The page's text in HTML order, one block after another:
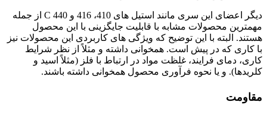
دیگر اعضای این سری مانند استیل های 410، 416 و C 440 از جمله
مهمترین محصولات مشابه با قابلیت جایگزینی با این محصول
هستند. البته با این توضیح که ویژگی های کاربردی این محصولات نیز
با کاری که در پیش است. همخوانی داشته و مثلاً از نظر شرایط
کاری، دمای فرایند، غلظت مواد در ارتباط با فلز (مثلاً اسید و
کلریدها). و یا نحوه فرآوری محصول همخوانی داشته باشند.
مقاومت